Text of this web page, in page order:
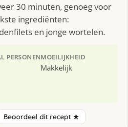
30 minuten, genoeg voor
ingrediënten:
en jonge wortelen.
PERSONENMOEILIJKHEID
Makkelijk
Beoordeel dit recept ★